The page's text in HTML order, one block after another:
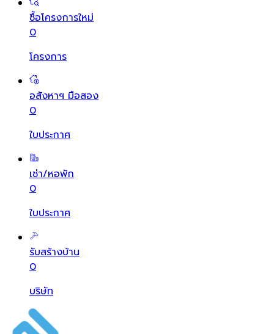
ซื้อโครงการใหม่
0
โครงการ
อสังหาฯ มือสอง
0
ใบประกาศ
เช่า/หอพัก
0
ใบประกาศ
รับสร้างบ้าน
0
บริษัท